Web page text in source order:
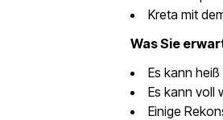
Kreta mit
Was Sie
Es kann
Es kann voll
Einige